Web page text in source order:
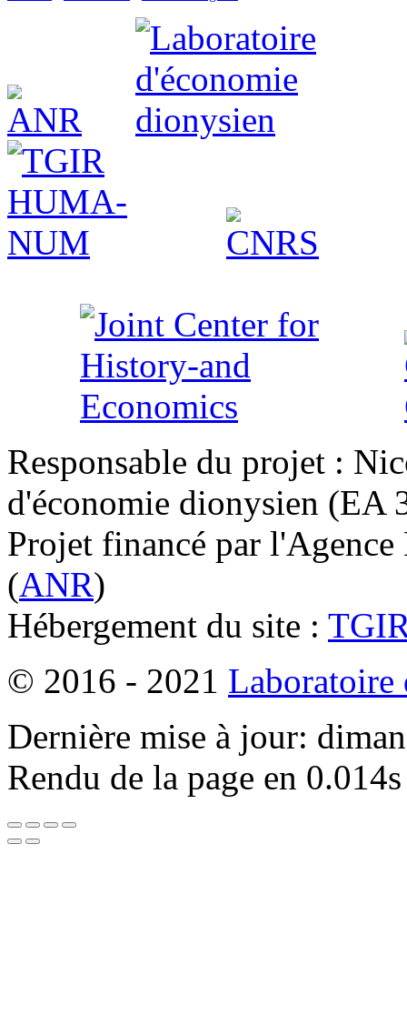
Responsable du projet :
d'économie dionysien
Projet financé par l'Agence
(ANR)
Hébergement du site :
© 2016 - 2021 Laboratoire
Dernière mise à jour:
Rendu de la page en 0.014s